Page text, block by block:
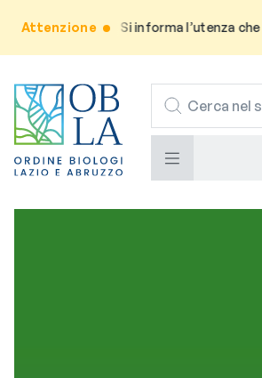
Attenzione
Avviso: Si informa l’utenza che gli
CERCA